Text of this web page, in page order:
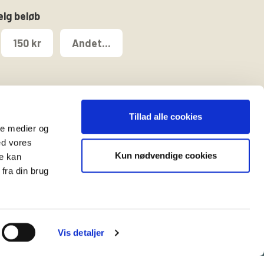
medier og
vores
kan
din brug
Vis detaljer
Tillad alle cookies
Kun nødvendige cookies
beløb
150 kr Andet...